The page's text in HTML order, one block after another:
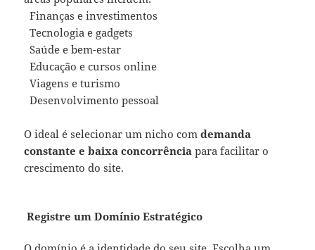
Finanças e investimentos
Tecnologia e gadgets
Saúde e bem-estar
Educação e cursos online
Viagens e turismo
Desenvolvimento pessoal
O ideal é selecionar um nicho comdemanda
constante e baixa concorrência para facilitar o
crescimento do site.
Registre um Domínio Estratégico